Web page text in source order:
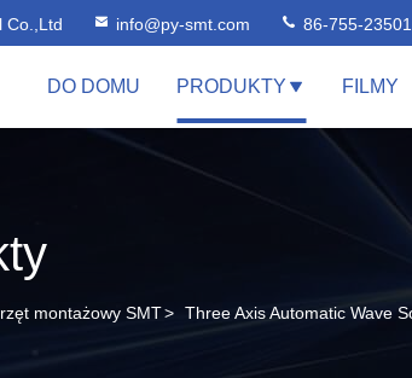
Co.,Ltd info@py-smt.com 86-755-
DO DOMU PRODUKTY FILMY
montażowy SMT> Three Axis Automatic Wave